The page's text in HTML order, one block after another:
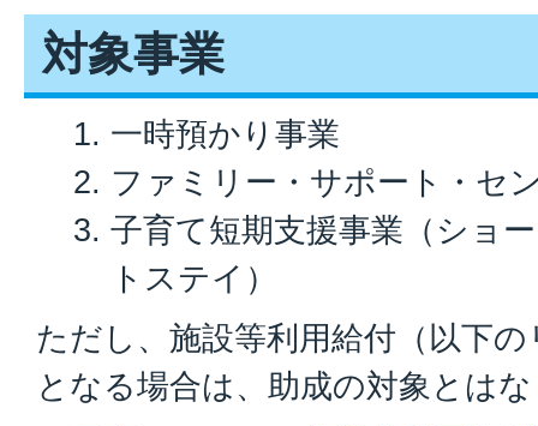
対象事業
一時預かり事業
ファミリー・サポート・セ
子育て短期支援事業（ショ
トステイ）
ただし、施設等利用給付（以下
となる場合は、助成の対象とは